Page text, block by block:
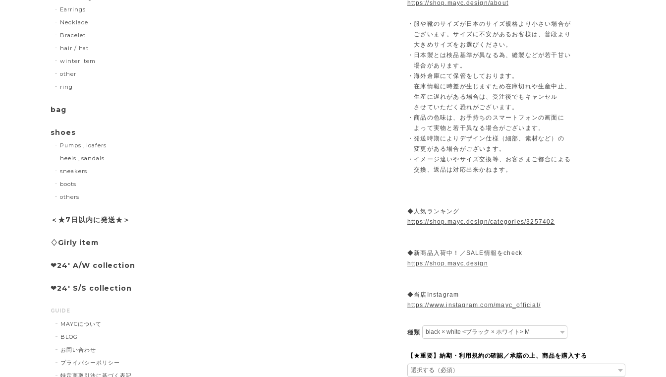
https://shop.mayc.design/about
・服や靴のサイズが日本のサイズ規格より小さい場合が
ございます。サイズに不安があるお客様は、普段より
大きめサイズをお選びください。
・日本製とは検品基準が異なる為、縫製などが若干甘い
場合があります。
・海外倉庫にて保管をしております。
在庫情報に時差が生じますため在庫切れや生産中止、
生産に遅れがある場合は、受注後でもキャンセル
させていただく恐れがございます。
・商品の色味は、お手持ちのスマートフォンの画面に
よって実物と若干異なる場合がございます。
・発送時期によりデザイン仕様（細部、素材など）の
変更がある場合がございます。
・イメージ違いやサイズ交換等、お客さまご都合による
交換、返品は対応出来かねます。
◆人気ランキング
https://shop.mayc.design/categories/3257402
◆新商品入荷中！／SALE情報をcheck
https://shop.mayc.design
◆当店Instagram
https://www.instagram.com/mayc_official/
種類
【★重要】納期・利用規約の確認／承諾の上、商品を購入する
Earrings
Necklace
Bracelet
hair / hat
winter item
other
ring
bag
shoes
Pumps , loafers
heels , sandals
sneakers
boots
others
＜★7日以内に発送★＞
♢Girly item
❤︎24' A/W collection
❤︎24' S/S collection
GUIDE
MAYCについて
BLOG
お問い合わせ
プライバシーポリシー
特定商取引法に基づく表記